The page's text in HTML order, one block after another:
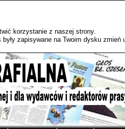
korzystanie z naszej strony.
zapisywane na Twoim dysku zmień